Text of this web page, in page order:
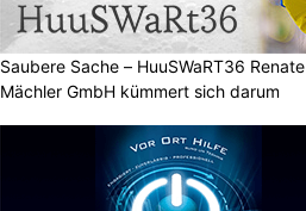
Saubere Sache – HuuSWaRT36 Renate
Mächler GmbH kümmert sich darum